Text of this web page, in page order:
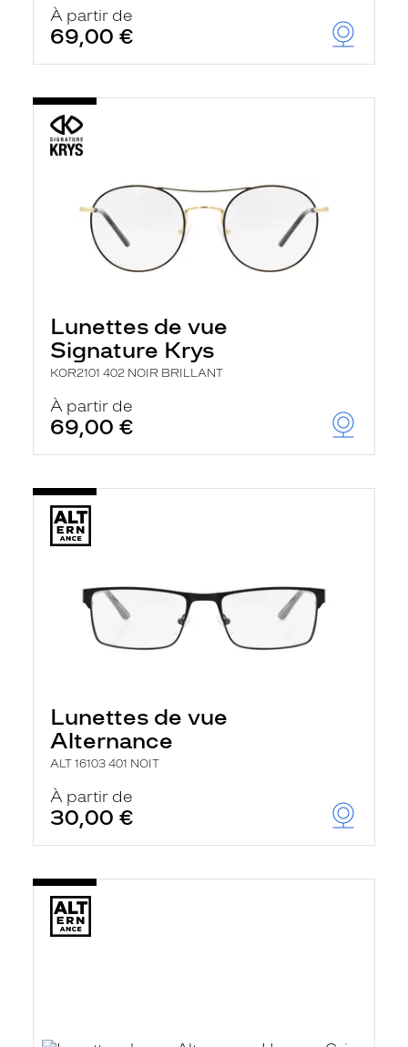
À partir de
69,00 €
Lunettes de vue
Signature Krys
KOR2101 402 NOIR BRILLANT
À partir de
69,00 €
Lunettes de vue
Alternance
ALT 16103 401 NOIT
À partir de
30,00 €